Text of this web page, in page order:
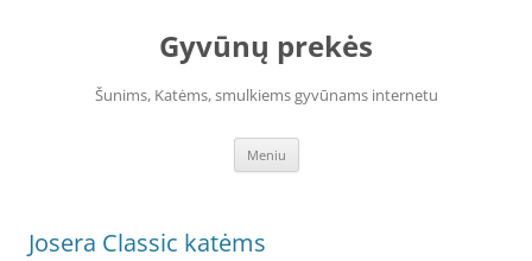
Gyvūnų prekės
Šunims, Katėms, smulkiems gyvūnams internetu
Meniu
Josera Classic katėms